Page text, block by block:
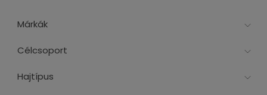
Márkák
Célcsoport
Hajtípus